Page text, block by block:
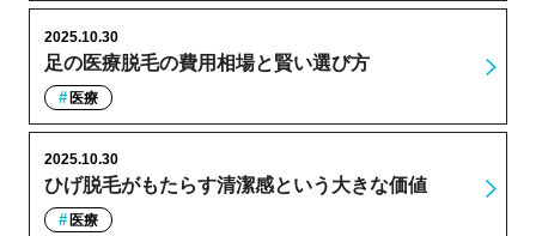
足の医療脱毛の費用相場と賢い選び方
2025.10.30
医療
ひげ脱毛がもたらす清潔感という大きな価値
2025.10.30
医療